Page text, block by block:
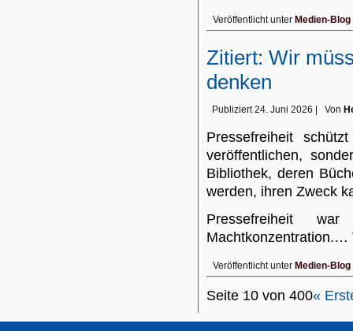
Veröffentlicht unter Medien-Blog
Zitiert: Wir
denken
Publiziert 24. Juni 2026 Von
Pressefreiheit
veröffentlichen,
Bibliothek, deren
werden, ihren Zweck
Pressefreiheit
Machtkonzentration.…
Veröffentlicht unter Medien-Blog
Seite 10 von 400«